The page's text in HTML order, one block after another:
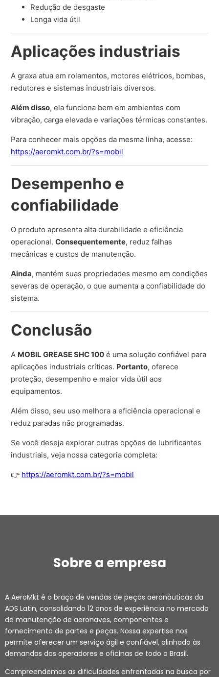
Redução de desgaste
Longa vida útil
Aplicações industriais
A graxa atua em rolamentos, motores elétricos, bombas,
redutores e sistemas industriais diversos.
Além disso, ela funciona bem em ambientes com
vibração, carga elevada e variações térmicas constantes.
Para conhecer mais opções da mesma linha, acesse:
https://aeromkt.com.br/?s=mobil
Desempenho e
confiabilidade
O produto apresenta alta durabilidade e eficiência
operacional.Consequentemente, reduz falhas
mecânicas e custos de manutenção.
Ainda, mantém suas propriedades mesmo em condições
severas de operação, o que aumenta a confiabilidade do
sistema.
Conclusão
A MOBIL GREASE SHC 100 é uma solução confiável para
aplicações industriais críticas. Portanto, oferece
proteção, desempenho e maior vida útil aos
equipamentos.
Além disso, seu uso melhora a eficiência operacional e
reduz paradas não programadas.
Se você deseja explorar outras opções de lubrificantes
industriais, veja nossa categoria completa:
👉 https://aeromkt.com.br/?s=mobil
Sobre a empresa
A AeroMkt é o braço de vendas de peças aeronáuticas da
ADS Latin, consolidando 12 anos de experiência no mercado
de manutenção de aeronaves, componentes e
fornecimento de partes e peças. Nossa expertise nos
permite oferecer um serviço ágil e confiável, alinhado às
demandas dos operadores e oficinas de todo o Brasil.
Compreendemos as dificuldades enfrentadas na busca por